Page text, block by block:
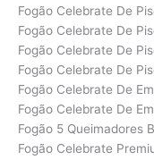
Fogão Celebrate De
Fogão Celebrate De
Fogão Celebrate De
Fogão Celebrate De
Fogão Celebrate De
Fogão Celebrate De
Fogão 5 Queimadores
Fogão Celebrate